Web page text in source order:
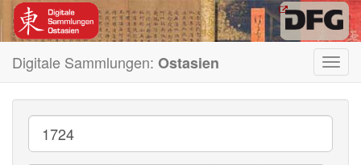
Digitale Sammlungen: Ostasien